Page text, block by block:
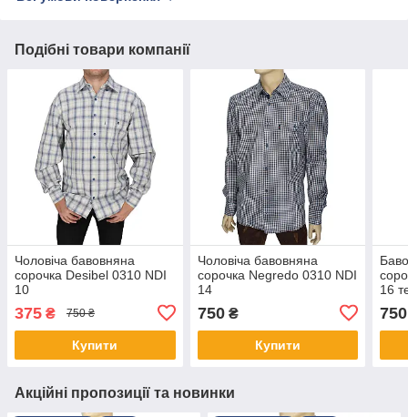
Подібні товари компанії
Чоловіча бавовняна
сорочка Desibel 0310 NDI
10
375 ₴ 750 ₴
Купити
Чоловіча бавовняна
сорочка Negredo 0310 NDI
14
750₴
Купити
16
750
Акційні пропозиції та новинки